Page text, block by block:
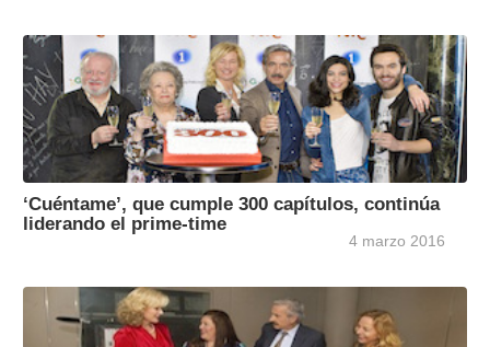
‘Cuéntame’, que cumple 300 capítulos, continúa
liderando el prime-time
4 marzo 2016